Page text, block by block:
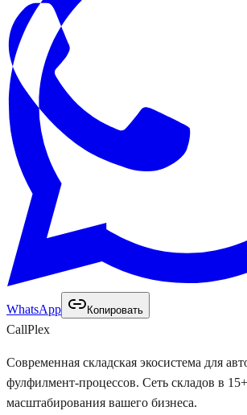
WhatsApp Копировать
CallPlex
Современная складская экосистема для
фулфилмент-процессов. Сеть складов в
масштабирования вашего бизнеса.